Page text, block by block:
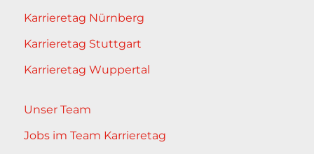
Karrieretag Nürnberg
Karrieretag Stuttgart
Karrieretag Wuppertal
Unser Team
Jobs im Team Karrieretag